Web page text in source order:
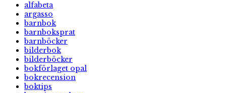
alfabeta
argasso
barnbok
barnboksprat
barnböcker
bilderbok
bilderböcker
bokförlaget opal
bokrecension
boktips